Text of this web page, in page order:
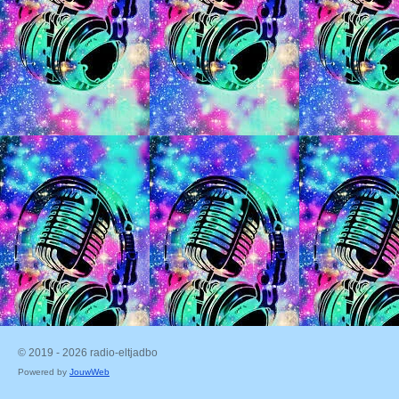
© 2019 - 2026 radio-eltjadbo
Powered by JouwWeb